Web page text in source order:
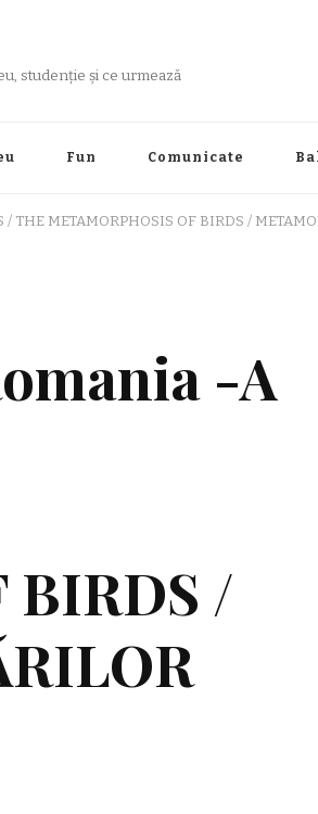
studenție și ce urmează
Fun Comunicate
METAMORPHOSIS OF BIRDS /
-A
BIRDS /